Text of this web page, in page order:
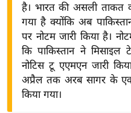
द्यो
है। भारत की असली ताकत
गया है क्योंकि अब
पर नोटम जारी किया है।
कि पाकिस्तान ने मिसाइल
नोटिस टू एएमएन जारी
अप्रैल तक अरब सागर के एक
किया गया।